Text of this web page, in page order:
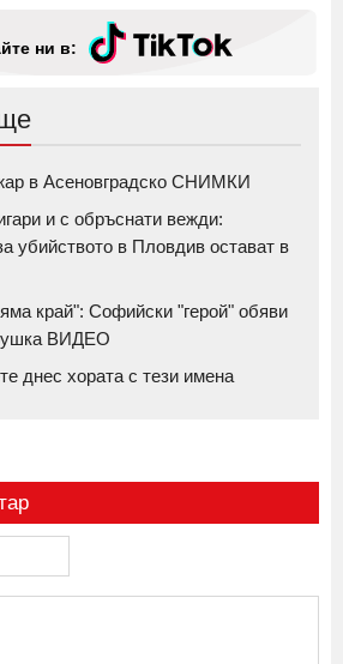
ни в:
в Асеновградско СНИМКИ
и с обръснати вежди:
убийството в Пловдив остават в
край": Софийски "герой" обяви
ВИДЕО
днес хората с тези имена